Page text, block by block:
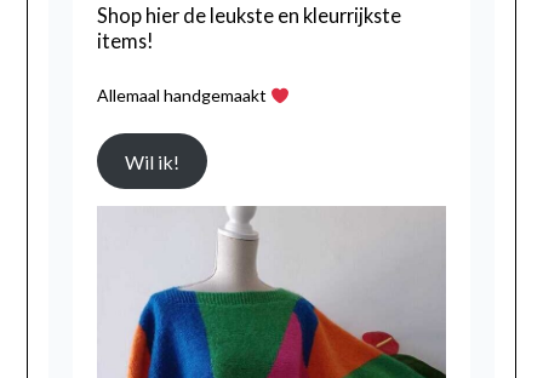
Shop hier de leukste en kleurrijkste
items!
Allemaal handgemaakt
Wil ik!